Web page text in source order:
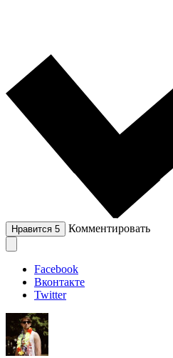
Нравится 5 Комментировать
Facebook
Вконтакте
Twitter